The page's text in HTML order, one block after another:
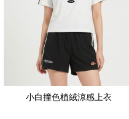
小白撞色植絨涼感上衣